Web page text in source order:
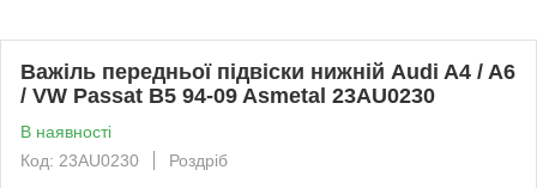
Важіль передньої підвіски нижній Audi A4 / A6
/ VW Passat B5 94-09 Asmetal 23AU0230
В наявності
Код: 23AU0230
Роздріб